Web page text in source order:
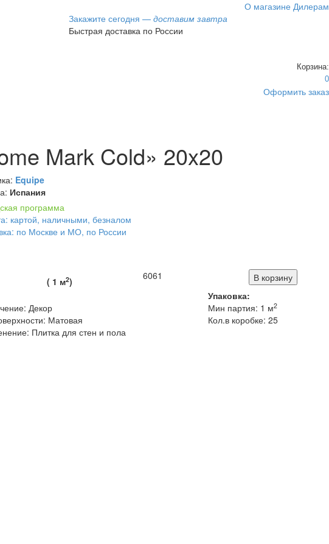
О магазине Дилерам
Закажите сегодня — доставим завтра
Быстрая доставка по России
Корзина:
0
Оформить заказ
Mark Cold» 20x20
Equipe
Испания
программа
картой, наличными, безналом
по Москве и МО, по России
( 1 м2)
6061
Декор
Матовая
Плитка для стен и пола
Упаковка:
Мин партия: 1 м2
Кол.в коробке: 25